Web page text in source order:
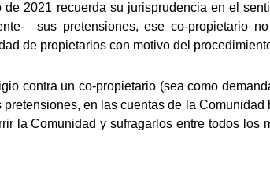
2021 recuerda su jurisprudencia en el
sus pretensiones, ese co-propietario
de propietarios con motivo del
contra un co-propietario (sea como
en las cuentas de la Comunidad
la Comunidad y sufragarlos entre todos los